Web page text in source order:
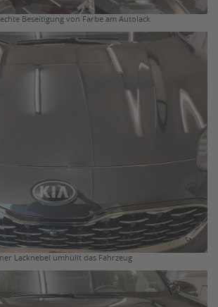
Beseitigung von Farbe am Autolack
Lacknebel umhüllt das Fahrzeug